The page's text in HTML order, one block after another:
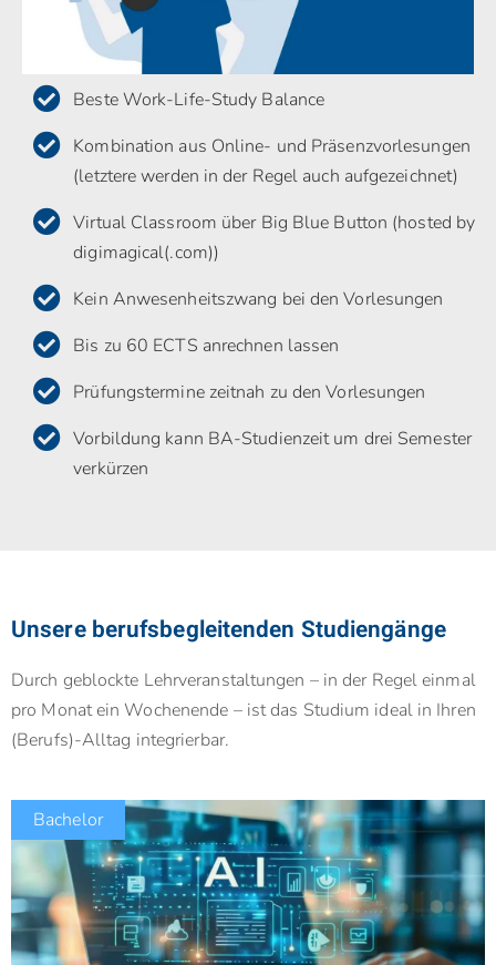
Beste Work-Life-Study Balance
Kombination aus Online- und Präsenzvorlesungen
(letztere werden in der Regel auch aufgezeichnet)
Virtual Classroom über Big Blue Button (hosted by
digimagical(.com))
Kein Anwesenheitszwang bei den Vorlesungen
Bis zu 60 ECTS anrechnen lassen
Prüfungstermine zeitnah zu den Vorlesungen
Vorbildung kann BA-Studienzeit um drei Semester
verkürzen
Unsere berufsbegleitenden Studiengänge
Durch geblockte Lehrveranstaltungen – in der Regel einmal
pro Monat ein Wochenende – ist das Studium ideal in Ihren
(Berufs)-Alltag integrierbar.
Bachelor